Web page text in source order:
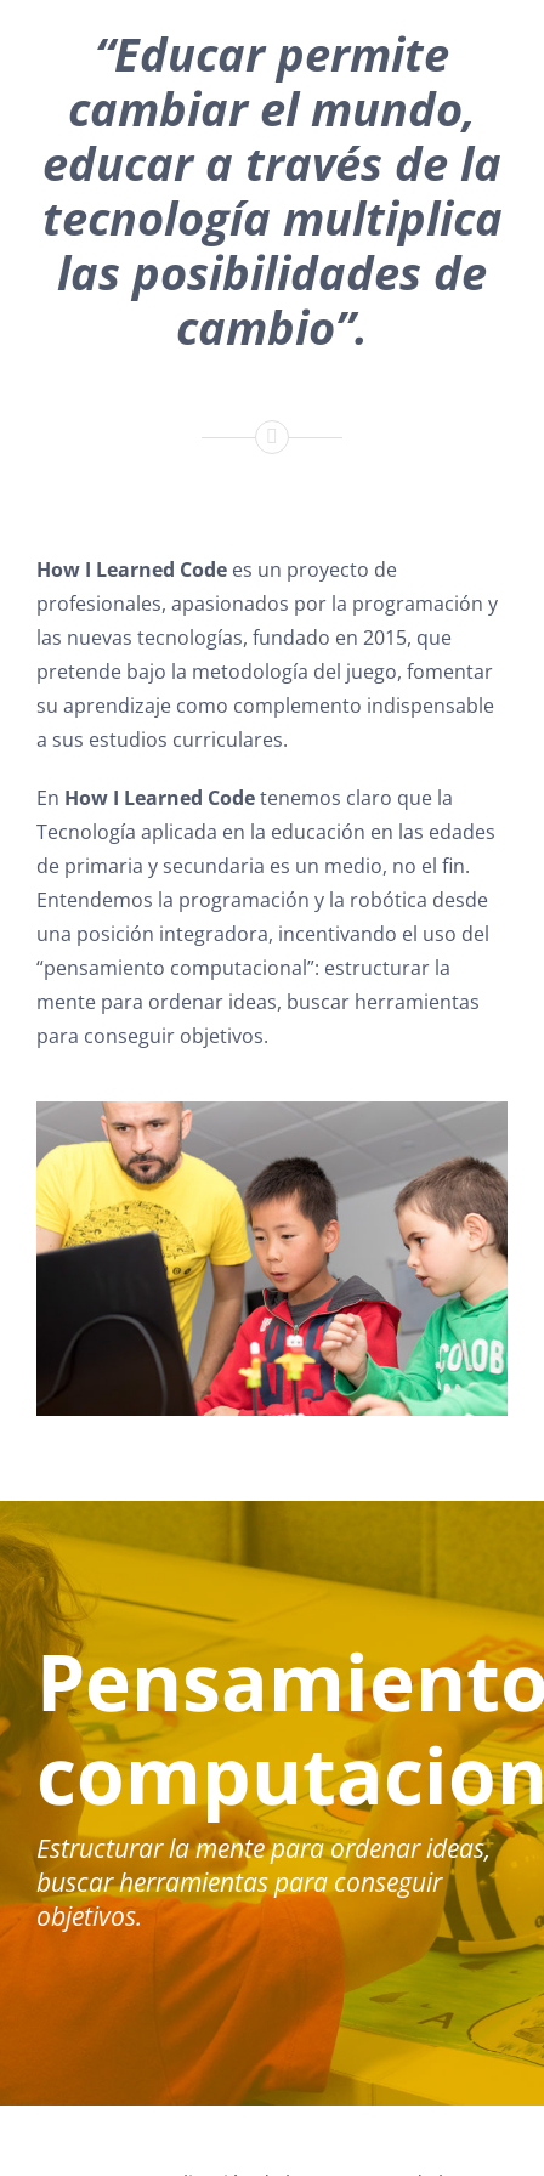
“Educar permite
cambiar el mundo,
educar a través de la
tecnología multiplica
las posibilidades de
cambio”.
How I Learned Code es un proyecto de
profesionales, apasionados por la programación y
las nuevas tecnologías, fundado en 2015, que
pretende bajo la metodología del juego, fomentar
su aprendizaje como complemento indispensable
a sus estudios curriculares.
En How I Learned Codetenemos claro que la
Tecnología aplicada en la educación en las edades
de primaria y secundaria es un medio, no el fin.
Entendemos la programación y la robótica desde
una posición integradora, incentivando el uso del
“pensamiento computacional”: estructurar la
mente para ordenar ideas, buscar herramientas
para conseguir objetivos.
Estructurar la mente para ordenar ideas,
buscar herramientas para conseguir
objetivos.